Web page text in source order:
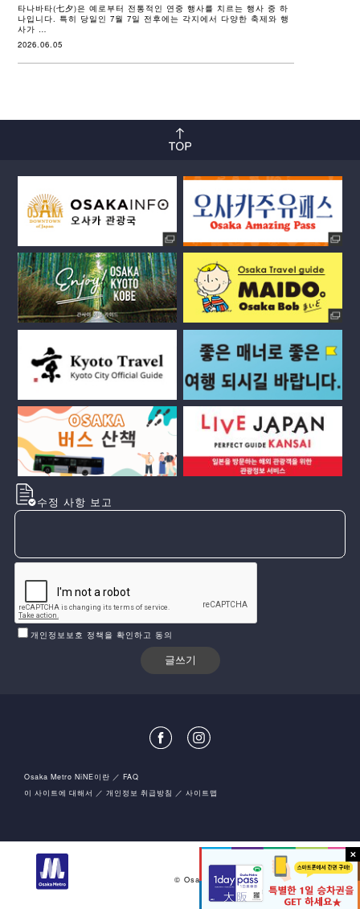
타나바타(七夕)은 예로부터 전통적인 연중 행사를 치르는 행사 중 하
나입니다. 특히 당일인 7월 7일 전후에는 각지에서 다양한 축제와 행
사가 …
2026.06.05
수정 사항 보고
개인정보보호 정책을 확인하고 동의
Osaka Metro NiNE이란
FAQ
이 사이트에 대해서
개인정보 취급방침 사이트맵
오사카시 고속전기궤도 주식회사
© Osaka Metro Co.,Ltd All rights reserved.